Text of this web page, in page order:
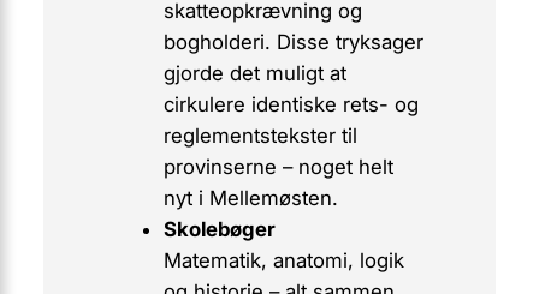
skatteopkrævning og
bogholderi. Disse tryksager
gjorde det muligt at
cirkulere identiske rets- og
reglementstekster til
provinserne – noget helt
nyt i Mellemøsten.
Skolebøger
Matematik, anatomi, logik